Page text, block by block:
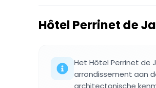
Hôtel Perrinet de
Het Hôtel Perrinet de
arrondissement aan
architectonische